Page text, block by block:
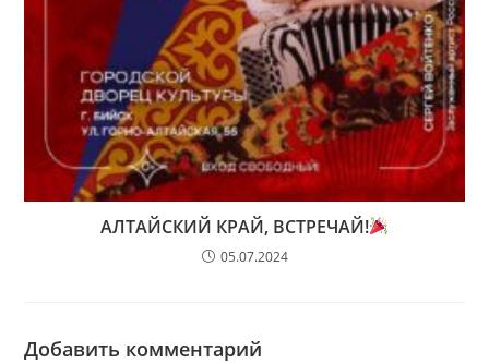
АЛТАЙСКИЙ КРАЙ, ВСТРЕЧАЙ!
05.07.2024
Добавить комментарий